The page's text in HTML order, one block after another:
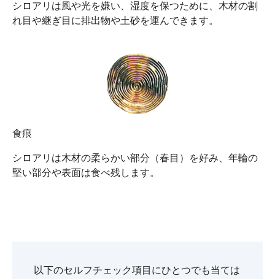
シロアリは⾵や光を嫌い、湿度を保つために、⽊材の割
れ⽬や継ぎ⽬に排出物や⼟砂を運んできます。
⾷痕
シロアリは⽊材の柔らかい部分（春⽬）を好み、年輪の
堅い部分や表⾯は⾷べ残します。
以下のセルフチェック項⽬にひとつでも当ては